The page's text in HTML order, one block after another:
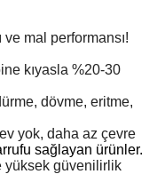
mal performansı!
kıyasla %20-30
dövme, eritme,
yok, daha az çevre
sağlayan ürünler.
yüksek güvenilirlik